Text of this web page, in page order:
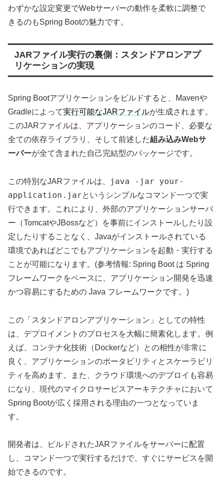
わずかな設定変更でWebサーバーの動作を柔軟に調整で
きるのもSpring Bootの魅力です。
JARファイル実行の裏側：スタンドアロンアプ
リケーションの実現
Spring Bootアプリケーションをビルドすると、Mavenや
Gradleによって実行可能なJARファイルが生成されます。
このJARファイルは、アプリケーションのコード、必要な
全ての依存ライブラリ、そして前述した組み込みWebサ
ーバーが全て含まれた自己完結型のパッケージです。
この特別なJARファイルは、
java -jar your-
application.jarというシンプルなコマンド一つで実
行できます。これにより、外部のアプリケーションサーバ
ー（TomcatやJBossなど）を事前にインストールしたり設
定したりすることなく、Javaがインストールされている
環境であればどこでもアプリケーションを起動・実行する
ことが可能になります。(参考情報: Spring Boot は Spring
フレームワークをベースに、アプリケーション開発を迅速
かつ容易にするための Java フレームワークです。)
この「スタンドアロンアプリケーション」としての特性
は、デプロイメントのプロセスを大幅に簡素化します。例
えば、コンテナ化技術（Dockerなど）との相性が非常に
良く、アプリケーションのポータビリティとスケーラビリ
ティを高めます。また、クラウド環境へのデプロイも容易
になり、現代のマイクロサービスアーキテクチャにおいて
Spring Bootが広く採用される理由の一つとなっていま
す。
開発者は、ビルドされたJARファイルをサーバーに配置
し、コマンド一つで実行するだけで、すぐにサービスを開
始できるのです。